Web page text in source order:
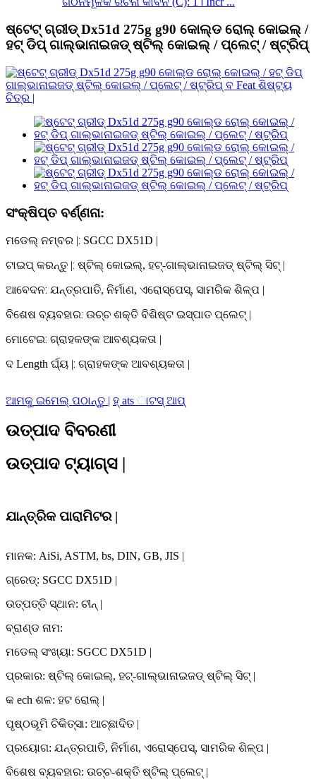
ଷ୍ଟେଟ୍ ଗ୍ରୀଡ୍ Dx51d 275g g90 କୋଲ୍ଡ ରୋଲ୍ କୋଇଲ୍ /
ହଟ୍ ଡିପ୍ ଗାଲ୍ଭାନାଇଜଡ୍ ଷ୍ଟିଲ୍ କୋଇଲ୍ / ପ୍ଲେଟ୍ / ଷ୍ଟ୍ରିପ୍
ସଂକ୍ଷିପ୍ତ ବର୍ଣ୍ଣନା:
ମଡେଲ୍ ନମ୍ବର |: SGCC DX51D |
ଟାଇପ୍ କରନ୍ତୁ |: ଷ୍ଟିଲ୍ କୋଇଲ୍, ହଟ୍-ଗାଲ୍ଭାନାଇଜଡ୍ ଷ୍ଟିଲ୍ ସିଟ୍ |
ଆବେଦନ: ଯନ୍ତ୍ରପାତି, ନିର୍ମାଣ, ଏରୋସ୍ପେସ୍, ସାମରିକ ଶିଳ୍ପ |
ବିଶେଷ ବ୍ୟବହାର: ଉଚ୍ଚ ଶକ୍ତି ବିଶିଷ୍ଟ ଇସ୍ପାତ ପ୍ଲେଟ୍ |
ମୋଟେଇ: ଗ୍ରାହକଙ୍କ ଆବଶ୍ୟକତା |
ଦ Length ର୍ଘ୍ୟ |: ଗ୍ରାହକଙ୍କ ଆବଶ୍ୟକତା |
ଆମକୁ ଇମେଲ୍ ପଠାନ୍ତୁ | ହ୍ ats ାଟସ୍ ଆପ୍
ଉତ୍ପାଦ ବିବରଣୀ
ଉତ୍ପାଦ ଟ୍ୟାଗ୍ସ |
ଯାନ୍ତ୍ରିକ ପାରାମିଟର |
ମାନକ: AiSi, ASTM, bs, DIN, GB, JIS |
ଗ୍ରେଡ୍: SGCC DX51D |
ଉତ୍ପତ୍ତି ସ୍ଥାନ: ଚୀନ୍ |
ବ୍ରାଣ୍ଡ ନାମ:
ମଡେଲ୍ ସଂଖ୍ୟା: SGCC DX51D |
ପ୍ରକାର: ଷ୍ଟିଲ୍ କୋଇଲ୍, ହଟ୍-ଗାଲ୍ଭାନାଇଜଡ୍ ଷ୍ଟିଲ୍ ସିଟ୍ |
କ ech ଶଳ: ହଟ ରୋଲ୍ |
ପୃଷ୍ଠଭୂମି ଚିକିତ୍ସା: ଆଚ୍ଛାଦିତ |
ପ୍ରୟୋଗ: ଯନ୍ତ୍ରପାତି, ନିର୍ମାଣ, ଏରୋସ୍ପେସ୍, ସାମରିକ ଶିଳ୍ପ |
ବିଶେଷ ବ୍ୟବହାର: ଉଚ୍ଚ-ଶକ୍ତି ଷ୍ଟିଲ୍ ପ୍ଲେଟ୍ |